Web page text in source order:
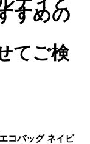
すめの
てご検
コバッグ ネイビ